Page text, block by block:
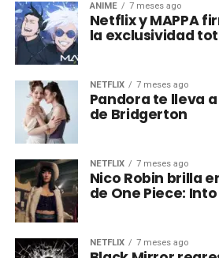
ANIME 7 meses ago
Netflix y MAPPA
la exclusividad
NETFLIX 7 meses ago
Pandora te lleva
de Bridgerton
NETFLIX 7 meses ago
Nico Robin brilla
de One Piece:
NETFLIX 7 meses ago